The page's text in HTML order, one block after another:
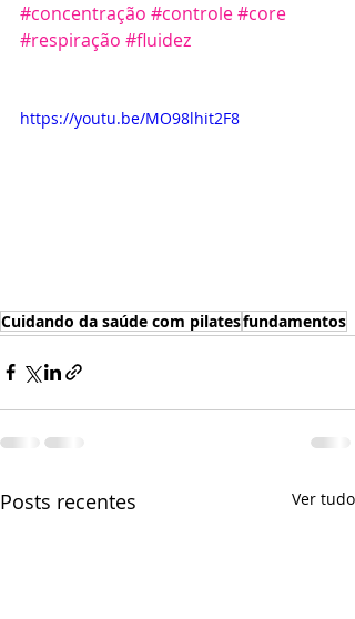
#concentração #controle#core
#respiração #fluidez
https://youtu.be/MO98lhit2F8
Cuidando da saúde com pilatesfundamentos
Posts recentes Ver tudo